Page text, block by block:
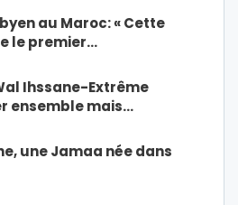
au Maroc: « Cette
le premier…
Ihssane-Extrême
ensemble mais…
une Jamaa née dans